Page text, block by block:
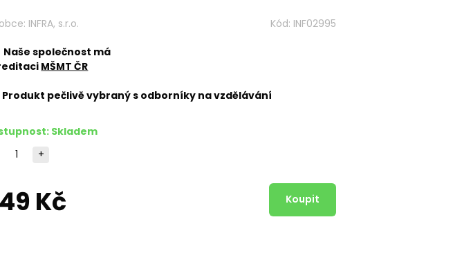
INFRA, s.r.o. Kód: INF02995
Naše společnost má
MŠMT ČR
Produkt pečlivě vybraný s odborníky na vzdělávání
Skladem
Kč
+